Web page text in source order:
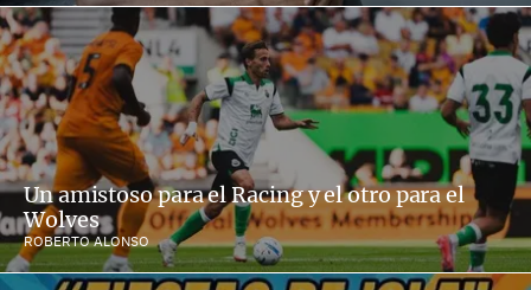
Un amistoso para el Racing y el otro para el
Wolves
ROBERTO ALONSO